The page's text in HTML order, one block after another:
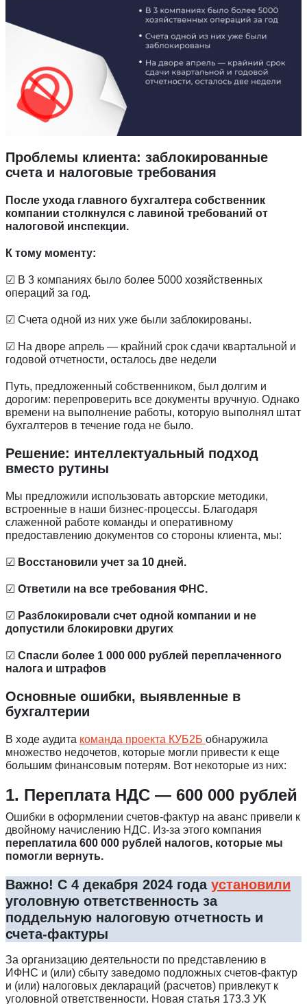
Проблемы клиента: заблокированные
счета и налоговые требования
После ухода главного бухгалтера собственник
компании столкнулся с лавиной требований от
налоговой инспекции.
К тому моменту:
☑ В 3 компаниях было более 5000 хозяйственных
операций за год.
☑ Счета одной из них уже были заблокированы.
☑ На дворе апрель — крайний срок сдачи квартальной и
годовой отчетности, осталось две недели
Путь, предложенный собственником, был долгим и
дорогим: перепроверить все документы вручную. Однако
времени на выполнение работы, которую выполнял штат
бухгалтеров в течение года не было.
Решение: интеллектуальный подход
вместо рутины
Мы предложили использовать авторские методики,
встроенные в наши бизнес-процессы. Благодаря
слаженной работе команды и оперативному
предоставлению документов со стороны клиента, мы:
☑ Восстановили учет за 10 дней.
☑ Ответили на все требования ФНС.
☑ Разблокировали счет одной компании и не
допустили блокировки других
☑ Спасли более 1 000 000 рублей переплаченного
налога и штрафов
Основные ошибки, выявленные в
бухгалтерии
В ходе аудита команда проекта КУБ2Б обнаружила
множество недочетов, которые могли привести к еще
большим финансовым потерям. Вот некоторые из них:
1. Переплата НДС — 600 000 рублей
Ошибки в оформлении счетов-фактур на аванс привели к
двойному начислению НДС. Из-за этого компания
переплатила 600 000 рублей налогов, которые мы
помогли вернуть.
Важно! С 4 декабря 2024 года установили
уголовную ответственность за
поддельную налоговую отчетность и
счета-фактуры
За организацию деятельности по представлению в
ИФНС и (или) сбыту заведомо подложных счетов-фактур
и (или) налоговых деклараций (расчетов) привлекут к
уголовной ответственности. Новая статья 173.3 УК